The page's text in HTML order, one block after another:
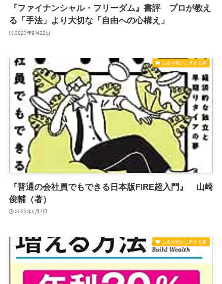
『ファイナンシャル・フリーダム』書評 プロが教え
る「手法」より大切な「自由への心構え」
2023年9月22日
お金や家計に関する本
『普通の会社員でもできる日本版FIRE超入門』 山崎
俊輔（著）
2023年9月7日
お金や家計に関する本